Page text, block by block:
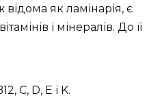
як ламінарія, є
і мінералів. До її
C, D, E і K.